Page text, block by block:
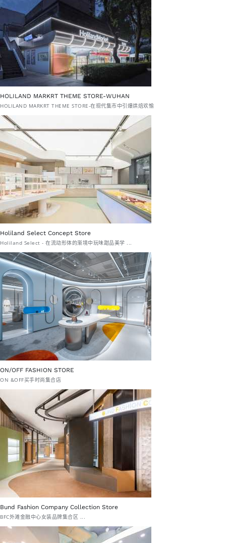
HOLILAND MARKRT THEME STORE-WUHAN
HOLILAND MARKRT THEME STORE-在现代集市中引爆烘焙欢愉
Holiland Select Concept Store
Holiland Select - 在流动形体的渐境中玩味甜品美学 ...
ON/OFF FASHION STORE
ON &OFF买手时尚集合店
Bund Fashion Company Collection Store
BFC外滩金融中心女装品牌集合区 ...